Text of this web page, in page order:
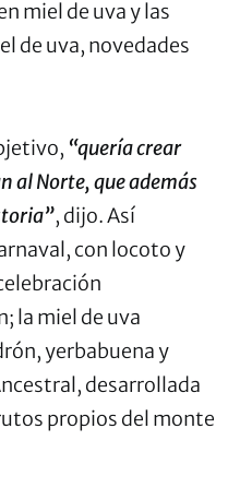
miel de uva y las
de uva, novedades
“quería crear
al Norte, que además
, dijo. Así
con locoto y
la miel de uva
yerbabuena y
desarrollada
propios del monte